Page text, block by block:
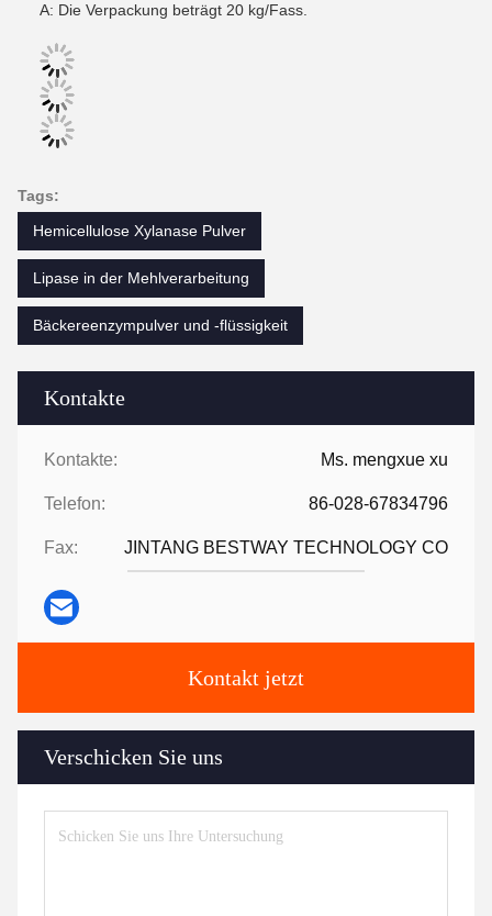
Kontakte
Kontakte: Ms. mengxue xu
Telefon: 86-028-67834796
Fax: JINTANG BESTWAY TECHNOLOGY CO
Kontakt jetzt
Verschicken Sie uns
A: Die Verpackung beträgt 20 kg/Fass.
Tags:
Hemicellulose Xylanase Pulver
Lipase in der Mehlverarbeitung
Bäckereenzympulver und -flüssigkeit